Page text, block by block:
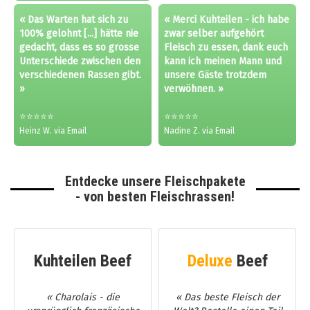
« Das Warten hat sich zu
100% gelohnt [...] hätte nie
gedacht, dass es so grosse
Unterschiede zwischen den
verschiedenen Rassen gibt.
»
⭐⭐⭐⭐⭐
Heinz W. via Email
« Merci Kuhteilen - ich habe
zwar selber aufgehört
Fleisch zu essen, dank euch
kann ich meinen Mann und
unsere Gäste trotzdem
verwöhnen. »
⭐⭐⭐⭐⭐
Nadine Z. via Email
Entdecke unsere Fleischpakete
- von besten Fleischrassen!
Kuhteilen Beef
« Charolais - die
Deluxe Beef
« Das beste Fleisch der